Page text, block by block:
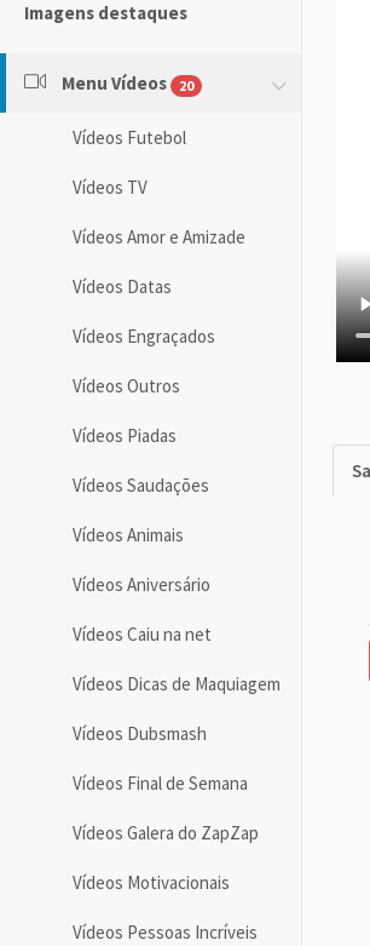
Imagens destaques
Menu Vídeos 20
Vídeos Futebol
Vídeos TV
Vídeos Amor e Amizade
Vídeos Datas
Vídeos Engraçados
Vídeos Outros
Vídeos Piadas
Vídeos Saudações
Vídeos Animais
Vídeos Aniversário
Vídeos Caiu na net
Vídeos Dicas de Maquiagem
Vídeos Dubsmash
Vídeos Final de Semana
Vídeos Galera do ZapZap
Vídeos Motivacionais
Vídeos Pessoas Incríveis